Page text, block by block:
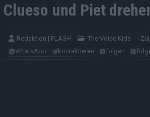
Clueso und Piet
Redaktion | FLASH The Voice Kids ·
WhatsApp
kontaktieren folgen